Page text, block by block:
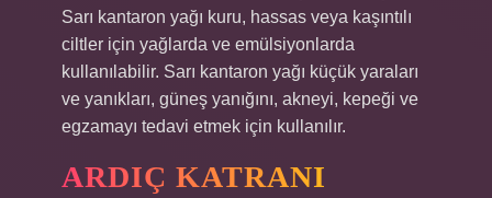
Sarı kantaron yağı kuru, hassas veya kaşıntılı
ciltler için yağlarda ve emülsiyonlarda
kullanılabilir. Sarı kantaron yağı küçük yaraları
ve yanıkları, güneş yanığını, akneyi, kepeği ve
egzamayı tedavi etmek için kullanılır.
ARDIÇ KATRANI